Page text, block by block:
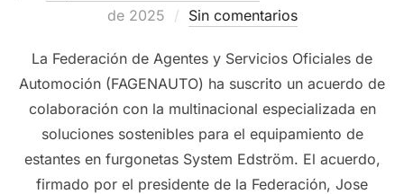
el
de 2025
Sin comentarios
La Federación de Agentes y Servicios Oficiales de
Automoción (FAGENAUTO) ha suscrito un acuerdo de
colaboración con la multinacional especializada en
soluciones sostenibles para el equipamiento de
estantes en furgonetas System Edström. El acuerdo,
firmado por el presidente de la Federación, Jose